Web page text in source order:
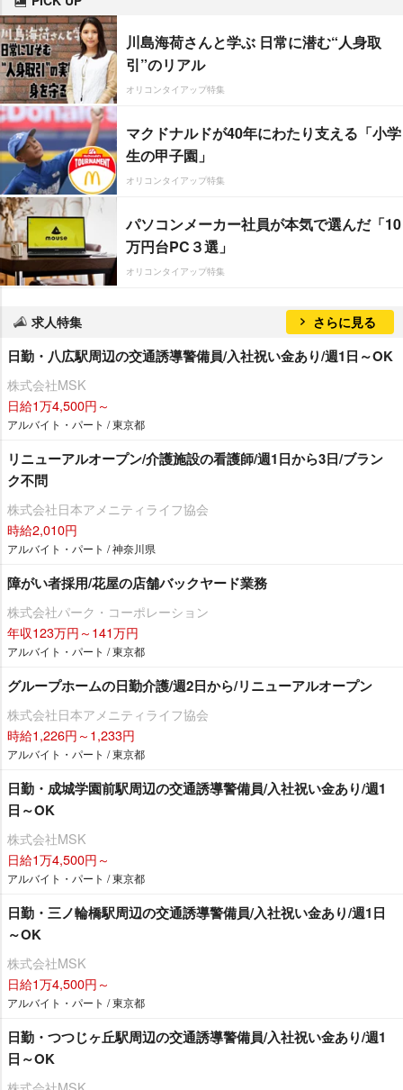
川島海荷さんと学ぶ 日常に潜む“人身取
引”のリアル
オリコンタイアップ特集
マクドナルドが40年にわたり支える「小学
生の甲子園」
オリコンタイアップ特集
パソコンメーカー社員が本気で選んだ「10
万円台PC３選」
オリコンタイアップ特集
求人特集 さらに見る
日勤・八広駅周辺の交通誘導警備員/入社祝い金あり/週1日～OK
株式会社MSK
日給1万4,500円～
アルバイト・パート / 東京都
リニューアルオープン/介護施設の看護師/週1日から3日/ブラン
ク不問
株式会社日本アメニティライフ協会
時給2,010円
アルバイト・パート / 神奈川県
障がい者採用/花屋の店舗バックヤード業務
株式会社パーク・コーポレーション
年収123万円～141万円
アルバイト・パート / 東京都
グループホームの日勤介護/週2日から/リニューアルオープン
株式会社日本アメニティライフ協会
時給1,226円～1,233円
アルバイト・パート / 東京都
日勤・成城学園前駅周辺の交通誘導警備員/入社祝い金あり/週1
日～OK
株式会社MSK
日給1万4,500円～
アルバイト・パート / 東京都
日勤・三ノ輪橋駅周辺の交通誘導警備員/入社祝い金あり/週1日
～OK
株式会社MSK
日給1万4,500円～
アルバイト・パート / 東京都
日勤・つつじヶ丘駅周辺の交通誘導警備員/入社祝い金あり/週1
日～OK